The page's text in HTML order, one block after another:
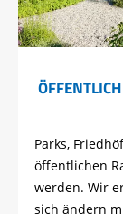
Parks,
öffentlichen
werden. Wir
sich ändern